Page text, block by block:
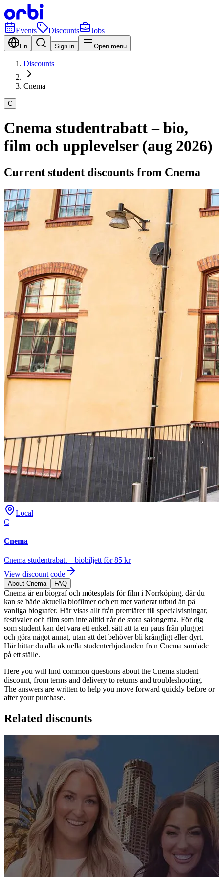
Events Discounts Jobs
En Sign in Open menu
Discounts
Cnema
C
Cnema studentrabatt – bio,
film och upplevelser (aug 2026)
Current student discounts from Cnema
Local
C
Cnema
Cnema studentrabatt – biobiljett för 85 kr
View discount code
About Cnema FAQ
Cnema är en biograf och mötesplats för film i Norrköping, där du
kan se både aktuella biofilmer och ett mer varierat utbud än på
vanliga biografer. Här visas allt från premiärer till specialvisningar,
festivaler och film som inte alltid når de stora salongerna. För dig
som student kan det vara ett enkelt sätt att ta en paus från plugget
och göra något annat, utan att det behöver bli krångligt eller dyrt.
Här hittar du alla aktuella studenterbjudanden från Cnema samlade
på ett ställe.
Here you will find common questions about the Cnema student
discount, from terms and delivery to returns and troubleshooting.
The answers are written to help you move forward quickly before or
after your purchase.
Related discounts